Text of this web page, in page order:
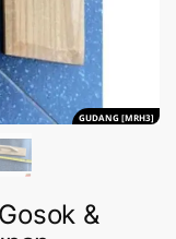
GUDANG [MRH3]
&